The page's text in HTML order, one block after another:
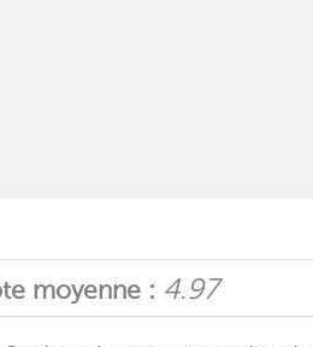
moyenne : 4.97